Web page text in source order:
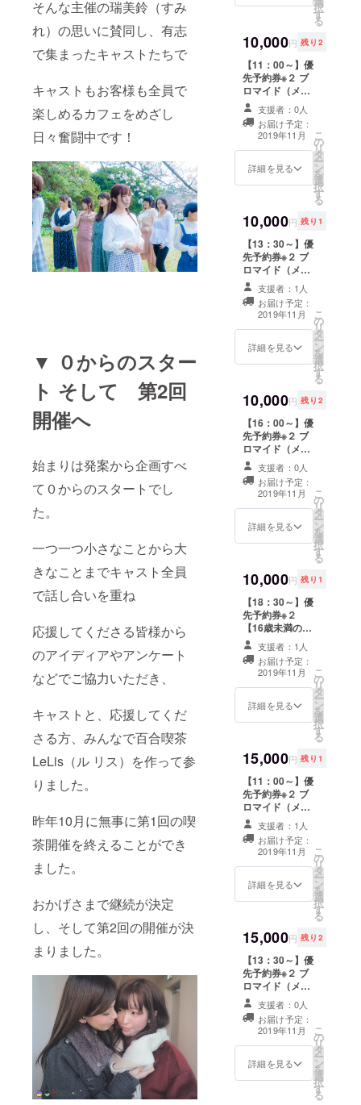
そんな主催の瑞美鈴（すみ
れ）の思いに賛同し、有志
で集まったキャストたちで
キャストもお客様も全員で
楽しめるカフェをめざし
日々奮闘中です！
▼ ０からのスター
ト そして 第2回
開催へ
始まりは発案から企画すべ
て０からのスタートでし
た。
一つ一つ小さなことから大
きなことまでキャスト全員
で話し合いを重ね
応援してくださる皆様から
のアイディアやアンケート
などでご協力いただき、
キャストと、応援してくだ
さる方、みんなで百合喫茶
LeLis（ル リス）を作って参
りました。
昨年10月に無事に第1回の喫
茶開催を終えることができ
ました。
おかげさまで継続が決定
し、そして第2回の開催が決
まりました。
備考欄にご記入
ください。
択
す
る
10,000円 残り2
【11：00～】優
先予約券※２ ブ
ロマイド（メイ
ンキャスト） 百
合写真データつ
き診察券※１ ラ
ンダム缶バッジ
セット 推し百合
ＣＰチェキ※３ ※
日】【性別】を
お入れすること
ができますので
備考欄にご記入
ください。 ※
２）優先予約番
号をお送り致し
ますので、ご予
約が開始されま
フォームの備考
欄にご記入くだ
２名様までのご
予約となりま
す。各枠ごとに
リターンがござ
いますのでご注
意ください。 ※
３）ホールキャ
ストから２名ご
指名ください。
ページはこち
ら）
https://mayuriki
com/pages/205
8958/gallery
支援者：0人
お届け予定：
2019年11月
詳細を見る
こ
の
リ
タ
ー
ン
を
選
択
す
る
10,000円 残り1
【13：30～】優
先予約券※２ ブ
ロマイド（メイ
ンキャスト） 百
合写真データつ
き診察券※１ ラ
ンダム缶バッジ
セット 推し百合
ＣＰチェキ※３ ※
日】【性別】を
お入れすること
ができますので
備考欄にご記入
ください。 ※
２）優先予約番
号をお送り致し
ますので、ご予
約が開始されま
フォームの備考
欄にご記入くだ
２名様までのご
予約となりま
す。各枠ごとに
リターンがござ
いますのでご注
意ください。 ※
３）ホールキャ
ストから２名ご
指名ください。
ページはこち
ら）
https://mayuriki
com/pages/205
8958/gallery
支援者：1人
お届け予定：
2019年11月
詳細を見る
こ
の
リ
タ
ー
ン
を
選
択
す
る
10,000円 残り2
【16：00～】優
先予約券※２ ブ
ロマイド（メイ
ンキャスト） 百
合写真データつ
き診察券※１ ラ
ンダム缶バッジ
セット 推し百合
ＣＰチェキ※３ ※
日】【性別】を
お入れすること
ができますので
備考欄にご記入
ください。 ※
２）優先予約番
号をお送り致し
ますので、ご予
約が開始されま
フォームの備考
欄にご記入くだ
２名様までのご
予約となりま
す。各枠ごとに
リターンがござ
いますのでご注
意ください。 ※
３）ホールキャ
ストから２名ご
指名ください。
ページはこち
ら）
https://mayuriki
com/pages/205
8958/gallery
支援者：0人
お届け予定：
2019年11月
詳細を見る
こ
の
リ
タ
ー
ン
を
選
択
す
る
10,000円 残り1
【18：30～】優
先予約券※２
【16歳未満の方
は保護者同伴で
のご参加をお願
いしておりま
す。】 ブロマイ
ド（メインキャ
スト） 百合写真
推し百合ＣＰ
チェキ※３ ※１）
診察券はご希望
の【お名前】
【生年月日】
【性別】をお入
れすることがで
きますので備考
欄にご記入くだ
先予約番号をお
送り致しますの
ご予約フォーム
の備考欄にご記
入ください。同
行者１名様まで
可、計２名様ま
でのご予約とな
ります。各枠ご
とにリターンが
ございますので
い。 ※３）ホー
ルキャストから
支援者：1人
お届け予定：
2019年11月
詳細を見る
こ
の
リ
タ
ー
ン
を
選
択
す
る
15,000円 残り1
【11：00～】優
先予約券※２ ブ
ロマイド（メイ
ンキャスト） 百
合写真データつ
き診察券※１ ラ
ンダム缶バッジ
セット 推し百合
ＣＰチェキ※３
個別メッセージ
ＲＯＭ（メイン
キャストより）
※１）診察券はご
希望の【お名
前】【生年月
日】【性別】を
お入れすること
ができますので
ください。 ※
２）優先予約番
支援者：1人
お届け予定：
2019年11月
詳細を見る
こ
の
リ
タ
ー
ン
を
選
択
す
る
15,000円 残り2
【13：30～】優
先予約券※２ ブ
ロマイド（メイ
ンキャスト） 百
合写真データつ
き診察券※１ ラ
ンダム缶バッジ
セット 推し百合
ＣＰチェキ※３
支援者：0人
お届け予定：
2019年11月
詳細を見る
こ
の
リ
タ
ー
ン
を
選
択
す
る